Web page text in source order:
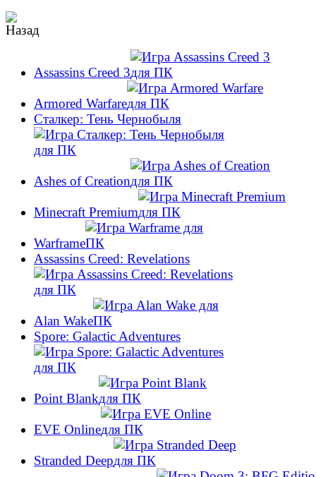
Assassins Creed 3
Armored Warfare
Сталкер: Тень Чернобыля
Ashes of Creation
Minecraft Premium
Warframe
Assassins Creed: Revelations
Alan Wake
Spore: Galactic Adventures
Point Blank
EVE Online
Stranded Deep